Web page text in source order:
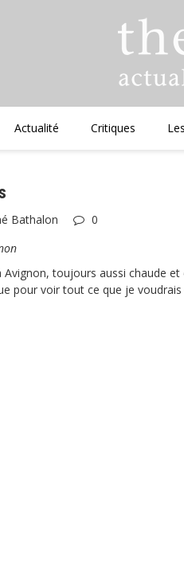
Actualité Critiques
Bathalon
0
toujours aussi chaude
pour voir tout ce que je